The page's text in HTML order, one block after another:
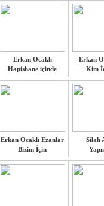
Erkan Ocaklı
Hapishane içinde
Erkan
Kim
Erkan Ocaklı Ezanlar
Bizim İçin
Silah